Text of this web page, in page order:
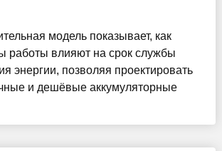
модель показывает, как
работы влияют на срок службы
энергии, позволяя проектировать
и дешёвые аккумуляторные